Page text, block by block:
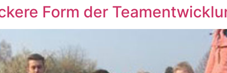
Form der